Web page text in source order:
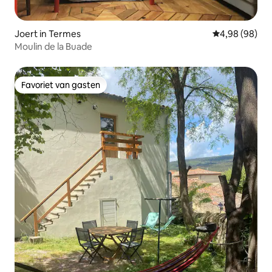
Joert in Termes Gemiddelde
4,98 (98)
Moulin de la Buade
Favoriet van gasten
Favoriet van gasten